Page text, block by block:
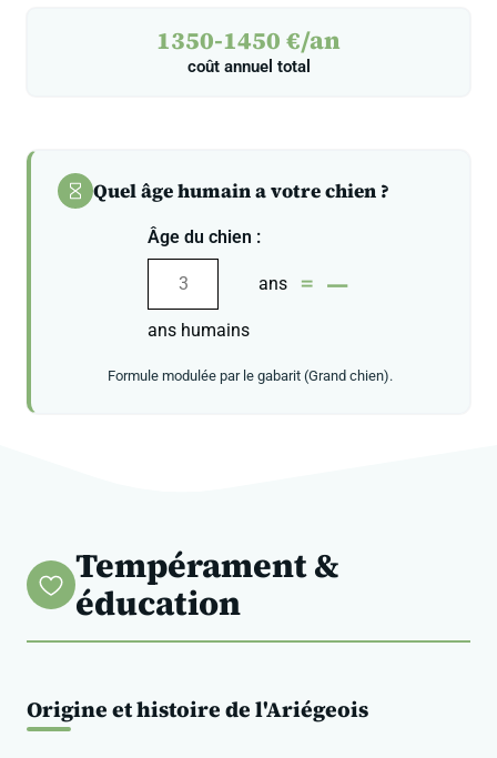
1350-1450 €/an
coût annuel total
Quel âge humain a votre chien ?
Âge du chien :
ans = —
ans humains
Formule modulée par le gabarit (Grand chien).
Tempérament &
éducation
Origine et histoire de l'Ariégeois